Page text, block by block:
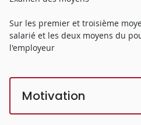
Sur les premier et troisième
salarié et les deux moyens du
l'employeur
Motivation